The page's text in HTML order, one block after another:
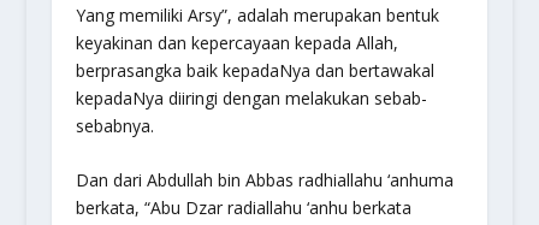
Yang memiliki Arsy”, adalah merupakan bentuk
keyakinan dan kepercayaan kepada Allah,
berprasangka baik kepadaNya dan bertawakal
kepadaNya diiringi dengan melakukan sebab-
sebabnya.
Dan dari Abdullah bin Abbas radhiallahu ‘anhuma
berkata, “Abu Dzar radiallahu ‘anhu berkata